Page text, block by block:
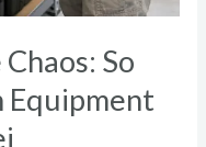
So
Equipment